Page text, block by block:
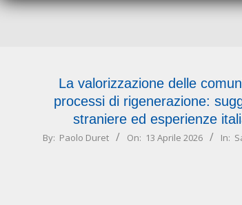
La valorizzazione delle
processi di rigenerazione:
straniere ed esperienze
2026-
By: Paolo Duret On: 13 Aprile 2026 In: